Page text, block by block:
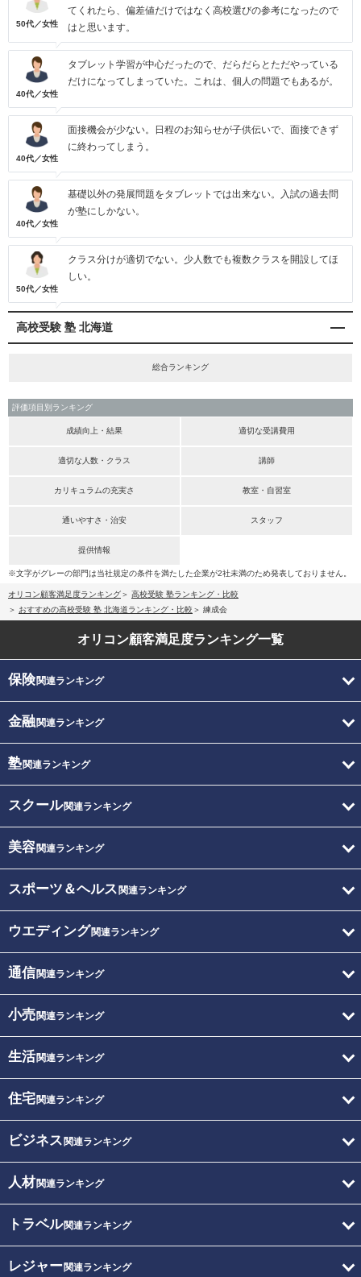
50代／女性
てくれたら、偏差値だけではなく高校選びの参考になったので
はと思います。
40代／女性
タブレット学習が中心だったので、だらだらとただやっている
だけになってしまっていた。これは、個人の問題でもあるが。
40代／女性
面接機会が少ない。日程のお知らせが子供伝いで、面接できず
に終わってしまう。
40代／女性
基礎以外の発展問題をタブレットでは出来ない。入試の過去問
が塾にしかない。
50代／女性
クラス分けが適切でない。少人数でも複数クラスを開設してほ
しい。
高校受験 塾 北海道
総合ランキング
評価項目別ランキング
成績向上・結果 適切な受講費用
適切な人数・クラス 講師
カリキュラムの充実さ 教室・自習室
通いやすさ・治安 スタッフ
提供情報
※文字がグレーの部門は当社規定の条件を満たした企業が2社未満のため発表しておりません。
オリコン顧客満足度ランキング
高校受験 塾ランキング・比較
おすすめの高校受験 塾 北海道ランキング・比較
練成会
オリコン顧客満足度ランキング一覧
保険関連ランキング
金融関連ランキング
塾関連ランキング
スクール関連ランキング
美容関連ランキング
スポーツ＆ヘルス 関連ランキング
ウエディング関連ランキング
通信関連ランキング
小売関連ランキング
生活関連ランキング
住宅関連ランキング
ビジネス 関連ランキング
人材関連ランキング
トラベル関連ランキング
レジャー関連ランキング